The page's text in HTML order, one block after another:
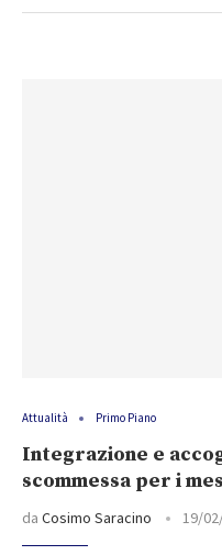
Attualità Primo Piano
Integrazione e
scommessa per i
da Cosimo Saracino 19/